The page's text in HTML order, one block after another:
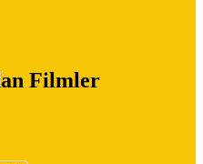
Filmler